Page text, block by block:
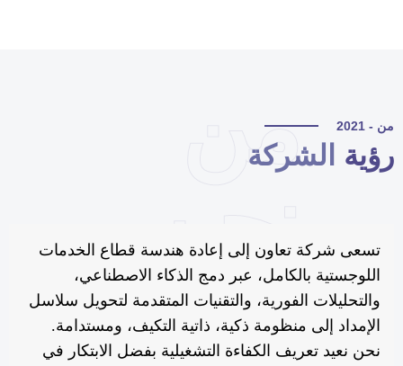
من
نحن
- 2021
الشركة
تسعى شركة تعاون إلى إعادة هندسة قطاع الخدمات
اللوجستية بالكامل، عبر دمج الذكاء الاصطناعي،
والتحليلات الفورية، والتقنيات المتقدمة لتحويل سلاسل
الإمداد إلى منظومة ذكية، ذاتية التكيف، ومستدامة.
نحن نعيد تعريف الكفاءة التشغيلية بفضل الابتكار في